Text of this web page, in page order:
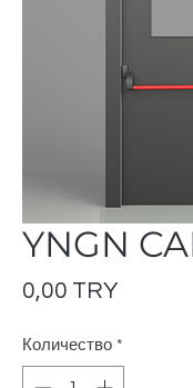
YNGN
0,00 TRYЦена
Количество *